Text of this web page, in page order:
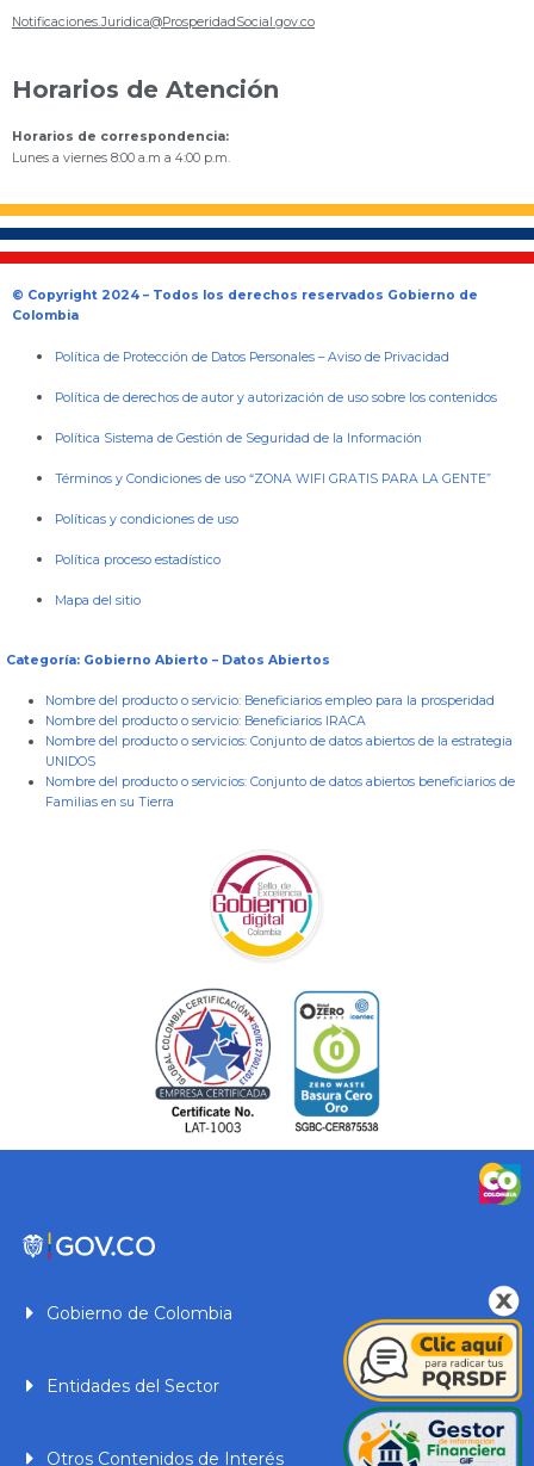
Notificaciones.Juridica@ProsperidadSocial.gov.co
Horarios de Atención
Horarios de correspondencia:
Lunes a viernes 8:00 a.m a 4:00 p.m.
© Copyright 2024 – Todos los derechos reservados Gobierno de
Colombia
Política de Protección de Datos Personales –Aviso de Privacidad
Política de derechos de autor y autorización de uso sobre los contenidos
Política Sistema de Gestión de Seguridad de la Información
Términos y Condiciones de uso “ZONA WIFI GRATIS PARA LA GENTE”
Políticas y condiciones de uso
Política proceso estadístico
Mapa del sitio
Categoría: Gobierno Abierto – Datos Abiertos
Nombre del producto o servicio: Beneficiarios empleo para la prosperidad
Nombre del producto o servicio: Beneficiarios IRACA
Nombre del producto o servicios: Conjunto de datos abiertos de la estrategia
UNIDOS
Nombre del producto o servicios: Conjunto de datos abiertos beneficiarios de
Familias en su Tierra
Gobierno de Colombia
Entidades del Sector
Otros Contenidos de Interés